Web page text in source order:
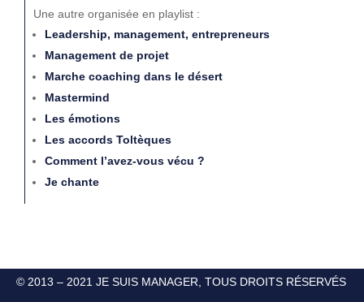
Une autre organisée en playlist :
Leadership, management, entrepreneurs
Management de projet
Marche coaching dans le désert
Mastermind
Les émotions
Les accords Toltèques
Comment l’avez-vous vécu ?
Je chante
© 2013 – 2021 JE SUIS MANAGER, TOUS DROITS RÉSERVÉS